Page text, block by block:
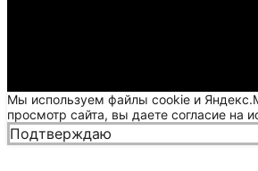
Мы используем файлы cookie и
просмотр сайта, вы даете согласие на
Подтверждаю